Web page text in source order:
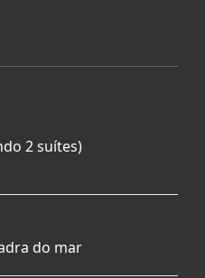
2 suítes)
do mar